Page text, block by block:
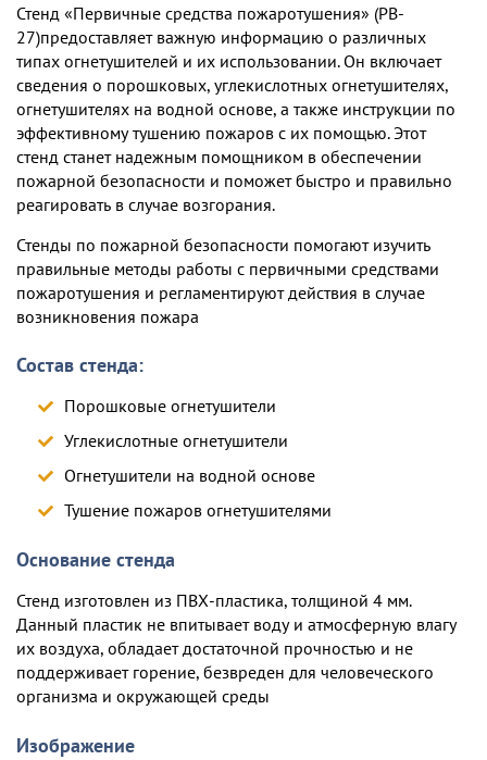
Стенд «Первичные средства пожаротушения» (PB-
27)предоставляет важную информацию о различных
типах огнетушителей и их использовании. Он включает
сведения о порошковых, углекислотных огнетушителях,
огнетушителях на водной основе, а также инструкции по
эффективному тушению пожаров с их помощью. Этот
стенд станет надежным помощником в обеспечении
пожарной безопасности и поможет быстро и правильно
реагировать в случае возгорания.
Стенды по пожарной безопасности помогают изучить
правильные методы работы с первичными средствами
пожаротушения и регламентируют действия в случае
возникновения пожара
Состав стенда:
Порошковые огнетушители
Углекислотные огнетушители
Огнетушители на водной основе
Тушение пожаров огнетушителями
Основание стенда
Стенд изготовлен из ПВХ-пластика, толщиной 4 мм.
Данный пластик не впитывает воду и атмосферную влагу
их воздуха, обладает достаточной прочностью и не
поддерживает горение, безвреден для человеческого
организма и окружающей среды
Изображение